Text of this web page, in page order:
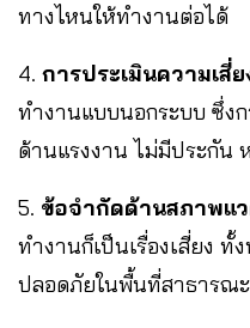
ทางไหนให้ทำงานต่อได้
4. การประเมินความเสี่ย
ทำงานแบบนอกระบบ ซึ่งก
ด้านแรงงาน ไม่มีประกัน
5. ข้อจำกัดด้านสภาพแ
ทำงานก็เป็นเรื่องเสี่ยง ทั้
ปลอดภัยในพื้นที่สาธารณะ